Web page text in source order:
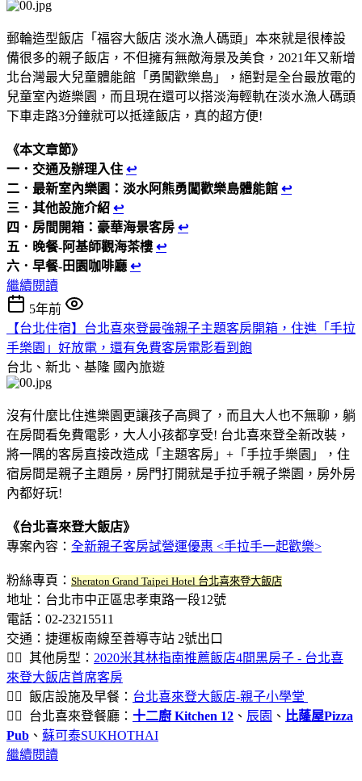
郵輪造型飯店「福容大飯店 淡水漁人碼頭」本來就是很棒設
備很多的親子飯店，不但擁有無敵海景及美食，2021年又新增
北台灣最大兒童體能館「勇闖歡樂島」，絕對是全台最放電的
兒童室內遊樂園，而且現在還可以搭淡海輕軌在淡水漁人碼頭
下車走路3分鐘就可以抵達飯店，真的超方便!
《本文章節》
一．交通及辦理入住 ↩
二．最新室內樂園：淡水阿熊勇闖歡樂島體能館 ↩
三．其他設施介紹 ↩
四．房間開箱：豪華海景客房 ↩
五．晚餐-阿基師觀海茶樓 ↩
六．早餐-田園咖啡廳 ↩
繼續閱讀
5年前
【台北住宿】台北喜來登最強親子主題客房開箱，住進「手拉
手樂園」好放電，還有免費客房電影看到飽
台北、新北、基隆 國內旅遊
沒有什麼比住進樂園更讓孩子高興了，而且大人也不無聊，躺
在房間看免費電影，大人小孩都享受! 台北喜來登全新改裝，
將一隅的客房直接改造成「主題客房」+「手拉手樂園」，住
宿房間是親子主題房，房門打開就是手拉手親子樂園，房外房
內都好玩!
《台北喜來登大飯店》
專案內容： 全新親子客房試營運優惠 <手拉手一起歡樂>
粉絲專頁： Sheraton Grand Taipei Hotel 台北喜來登大飯店
地址：台北市中正區忠孝東路一段12號
電話：02-23215511
交通：捷運板南線至善導寺站 2號出口
👉🏽 其他房型： 2020米其林指南推薦飯店4間黑房子 - 台北喜
來登大飯店首席客房
👉🏽 飯店設施及早餐： 台北喜來登大飯店-親子小學堂
👉🏽 台北喜來登餐廳： 十二廚 Kitchen 12 、 辰園 、 比蕯屋Pizza
Pub 、 蘇可泰SUKHOTHAI
繼續閱讀